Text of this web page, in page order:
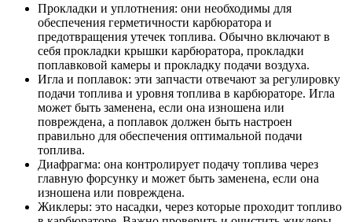
Прокладки и уплотнения: они необходимы для
обеспечения герметичности карбюратора и
предотвращения утечек топлива. Обычно включают в
себя прокладки крышки карбюратора, прокладки
поплавковой камеры и прокладку подачи воздуха.
Игла и поплавок: эти запчасти отвечают за регулировку
подачи топлива и уровня топлива в карбюраторе. Игла
может быть заменена, если она изношена или
повреждена, а поплавок должен быть настроен
правильно для обеспечения оптимальной подачи
топлива.
Диафрагма: она контролирует подачу топлива через
главную форсунку и может быть заменена, если она
изношена или повреждена.
Жиклеры: это насадки, через которые проходит топливо